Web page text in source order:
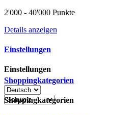
2'000 - 40'000 Punkte
Details anzeigen
Einstellungen
Einstellungen
Shoppingkategorien
Shoppingkategorien